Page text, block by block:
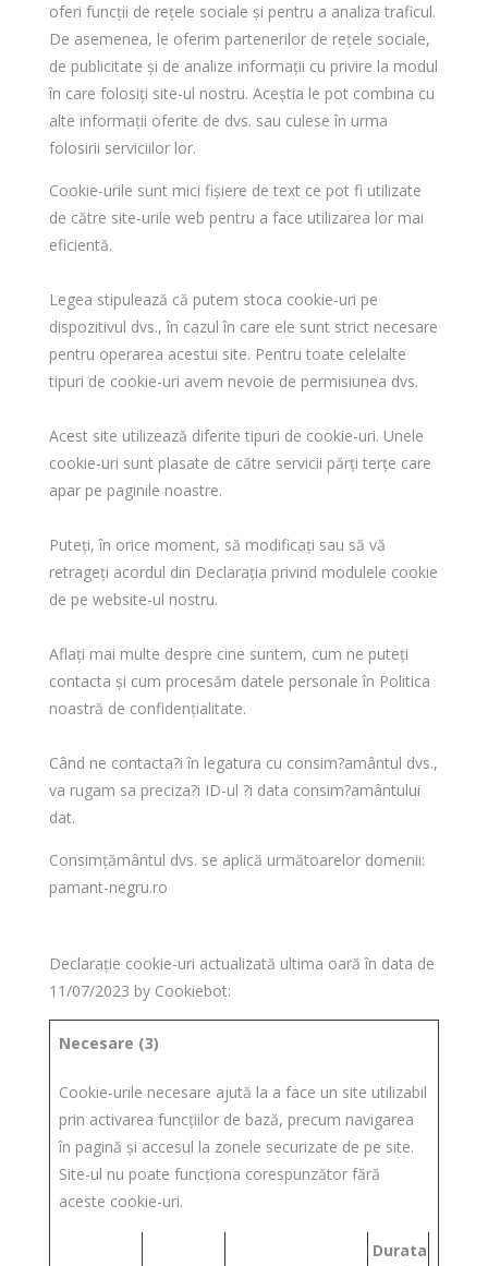
oferi funcții de rețele sociale și pentru a analiza traficul.
De asemenea, le oferim partenerilor de rețele sociale,
de publicitate și de analize informații cu privire la modul
în care folosiți site-ul nostru. Aceștia le pot combina cu
alte informații oferite de dvs. sau culese în urma
folosirii serviciilor lor.
Cookie-urile sunt mici fişiere de text ce pot fi utilizate
de către site-urile web pentru a face utilizarea lor mai
eficientă.
Legea stipulează că putem stoca cookie-uri pe
dispozitivul dvs., în cazul în care ele sunt strict necesare
pentru operarea acestui site. Pentru toate celelalte
tipuri de cookie-uri avem nevoie de permisiunea dvs.
Acest site utilizează diferite tipuri de cookie-uri. Unele
cookie-uri sunt plasate de către servicii părţi terţe care
apar pe paginile noastre.
Puteți, în orice moment, să modificați sau să vă
retrageți acordul din Declarația privind modulele cookie
de pe website-ul nostru.
Aflați mai multe despre cine suntem, cum ne puteți
contacta și cum procesăm datele personale în Politica
noastră de confidențialitate.
Când ne contacta?i în legatura cu consim?amântul dvs.,
va rugam sa preciza?i ID-ul ?i data consim?amântului
dat.
Consimţământul dvs. se aplică următoarelor domenii:
pamant-negru.ro
Declaraţie cookie-uri actualizată ultima oară în data de
11/07/2023 by Cookiebot:
Necesare (3)
Cookie-urile necesare ajută la a face un site utilizabil
prin activarea funcţiilor de bază, precum navigarea
în pagină şi accesul la zonele securizate de pe site.
Site-ul nu poate funcţiona corespunzător fără
aceste cookie-uri.
Durata